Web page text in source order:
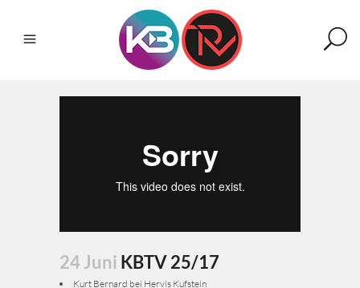
24 Juni KBTV 25/17
Kurt Bernard bei Hervis Kufstein